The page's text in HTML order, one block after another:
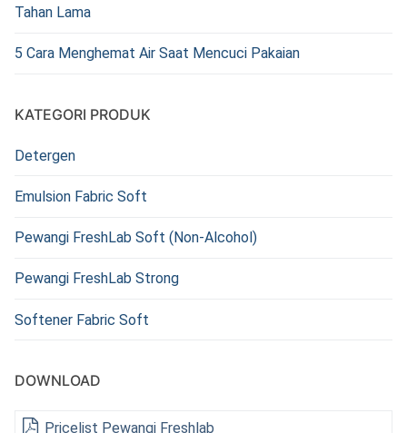
Tahan Lama
5 Cara Menghemat Air Saat Mencuci Pakaian
KATEGORI PRODUK
Detergen
Emulsion Fabric Soft
Pewangi FreshLab Soft (Non-Alcohol)
Pewangi FreshLab Strong
Softener Fabric Soft
DOWNLOAD
Pricelist Pewangi Freshlab